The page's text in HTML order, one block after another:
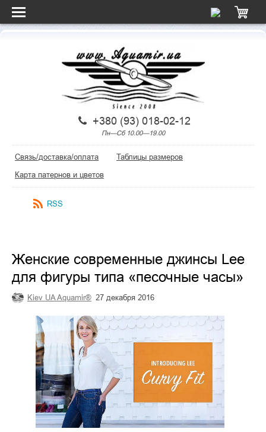
+380 (93) 018-02-12
Пн—Сб 10.00—19.00
Связь/доставка/оплата
Таблицы размеров
Карта патернов и цветов
RSS
Женские современные джинсы Lee
для фигуры типа «песочные часы»
Kiev UA Aquamir® 27 декабря 2016